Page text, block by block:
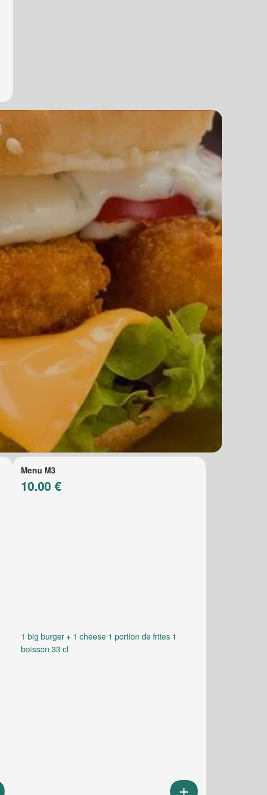
Menu M3
10.00 €
1 big burger + 1 cheese 1 portion de frites 1
boisson 33 cl